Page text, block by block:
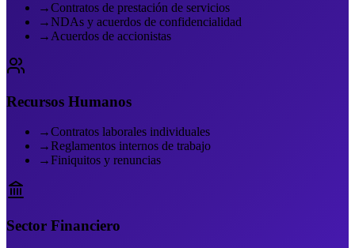
→Contratos de prestación de servicios
→NDAs y acuerdos de confidencialidad
→ Acuerdos de accionistas
Recursos Humanos
→Contratos laborales individuales
→Reglamentos internos de trabajo
→Finiquitos y renuncias
Sector Financiero